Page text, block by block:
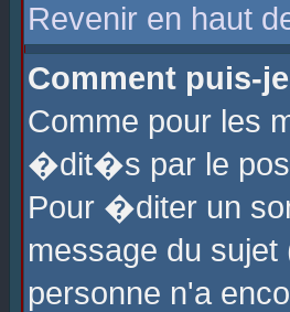
Revenir en haut
Comment puis-
Comme pour les
�dit�s par le
Pour �diter un
message du
personne n'a